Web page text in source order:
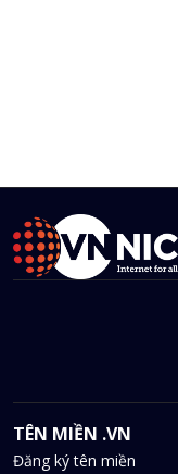
TÊN MIỀN .VN
Đăng ký tên miền